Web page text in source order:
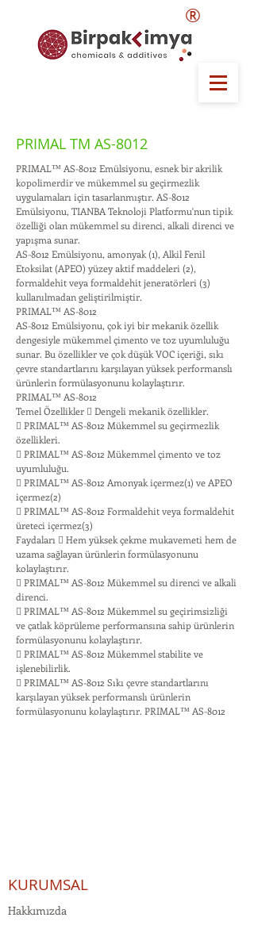
®
PRIMAL TM AS-8012
PRIMAL™ AS-8012 Emülsiyonu, esnek bir akrilik
kopolimerdir ve mükemmel su geçirmezlik
uygulamaları için tasarlanmıştır. AS-8012
Emülsiyonu, TIANBA Teknoloji Platformu'nun tipik
özelliği olan mükemmel su direnci, alkali direnci ve
yapışma sunar.
AS-8012 Emülsiyonu, amonyak (1), Alkil Fenil
Etoksilat (APEO) yüzey aktif maddeleri (2),
formaldehit veya formaldehit jeneratörleri (3)
kullanılmadan geliştirilmiştir.
PRIMAL™ AS-8012
AS-8012 Emülsiyonu, çok iyi bir mekanik özellik
dengesiyle mükemmel çimento ve toz uyumluluğu
sunar. Bu özellikler ve çok düşük VOC içeriği, sıkı
çevre standartlarını karşılayan yüksek performanslı
ürünlerin formülasyonunu kolaylaştırır.
PRIMAL™ AS-8012
Temel Özellikler  Dengeli mekanik özellikler.
 PRIMAL™ AS-8012 Mükemmel su geçirmezlik
özellikleri.
 PRIMAL™ AS-8012 Mükemmel çimento ve toz
uyumluluğu.
 PRIMAL™ AS-8012 Amonyak içermez(1) ve APEO
içermez(2)
 PRIMAL™ AS-8012 Formaldehit veya formaldehit
üreteci içermez(3)
Faydaları  Hem yüksek çekme mukavemeti hem de
uzama sağlayan ürünlerin formülasyonunu
kolaylaştırır.
 PRIMAL™ AS-8012 Mükemmel su direnci ve alkali
direnci.
 PRIMAL™ AS-8012 Mükemmel su geçirimsizliği
ve çatlak köprüleme performansına sahip ürünlerin
formülasyonunu kolaylaştırır.
 PRIMAL™ AS-8012 Mükemmel stabilite ve
işlenebilirlik.
 PRIMAL™ AS-8012 Sıkı çevre standartlarını
karşılayan yüksek performanslı ürünlerin
formülasyonunu kolaylaştırır. PRIMAL™ AS-8012
KURUMSAL
Hakkımızda